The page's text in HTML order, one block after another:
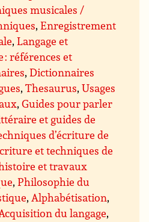
musicales /
,Enregistrement
,Langage et
: références et
,Dictionnaires
,Thesaurus,Usages
,Guides pour parler
et guides de
d’écriture de
et techniques de
et travaux
,Philosophie du
,Alphabétisation,
du langage,